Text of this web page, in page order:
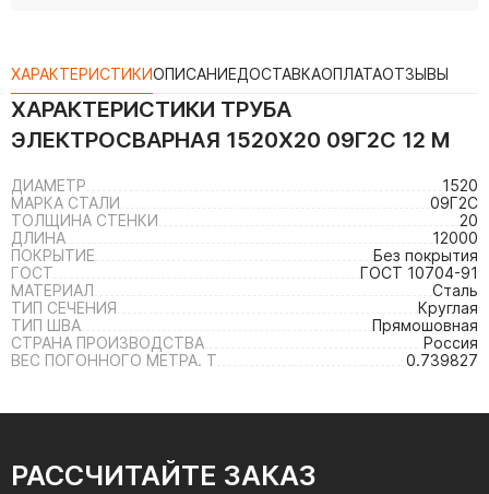
ХАРАКТЕРИСТИКИОПИСАНИЕДОСТАВКАОПЛАТАОТЗЫВЫ
ХАРАКТЕРИСТИКИ ТРУБА
ЭЛЕКТРОСВАРНАЯ 1520Х20 09Г2С 12 М
ДИАМЕТР
1520
МАРКА СТАЛИ
09Г2С
ТОЛЩИНА СТЕНКИ
20
ДЛИНА
12000
ПОКРЫТИЕ
Без покрытия
ГОСТ
ГОСТ 10704-91
МАТЕРИАЛ
Сталь
ТИП СЕЧЕНИЯ
Круглая
ТИП ШВА
Прямошовная
СТРАНА ПРОИЗВОДСТВА
Россия
ВЕС ПОГОННОГО МЕТРА. Т
0.739827
РАССЧИТАЙТЕ ЗАКАЗ